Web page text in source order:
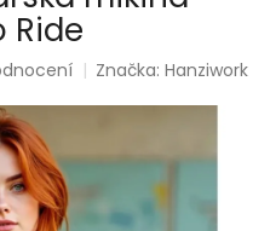
Ride
Značka:Hanziwork